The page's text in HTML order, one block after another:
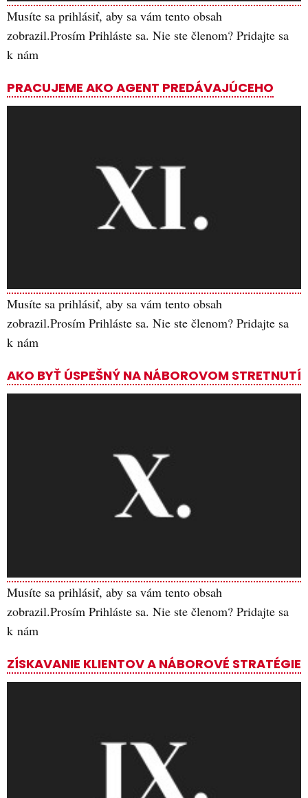
Musíte sa prihlásiť, aby sa vám tento obsah
zobrazil.Prosím Prihláste sa. Nie ste členom? Pridajte sa
k nám
PRACUJEME AKO AGENT PREDÁVAJÚCEHO
Musíte sa prihlásiť, aby sa vám tento obsah
zobrazil.Prosím Prihláste sa. Nie ste členom? Pridajte sa
k nám
AKO BYŤ ÚSPEŠNÝ NA NÁBOROVOM STRETNUTÍ
Musíte sa prihlásiť, aby sa vám tento obsah
zobrazil.Prosím Prihláste sa. Nie ste členom? Pridajte sa
k nám
ZÍSKAVANIE KLIENTOV A NÁBOROVÉ STRATÉGIE